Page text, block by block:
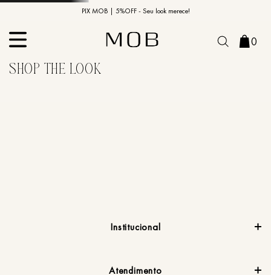
PIX MOB | 5%OFF - Seu look merece!
10% OFF na primeira compra | Cupom: BEMVINDO10*
0
Institucional
Atendimento